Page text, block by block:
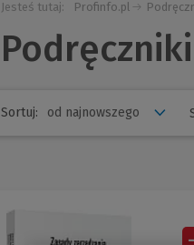
Jesteś tutaj: Profinfo.pl
Sortuj: